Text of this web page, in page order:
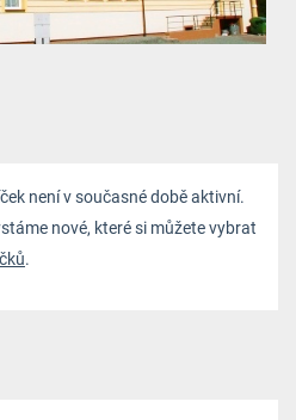
není v současné době aktivní.
nové, které si můžete vybrat
.